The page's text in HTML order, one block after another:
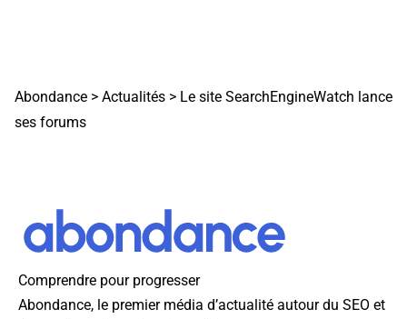
Abondance > Actualités > Le site SearchEngineWatch lance
ses forums
Comprendre pour progresser
Abondance, le premier média d’actualité autour du SEO et